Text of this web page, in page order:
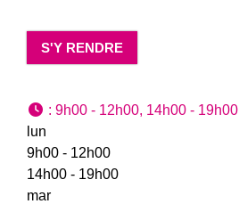
S'Y RENDRE
: 9h00 - 12h00, 14h00 - 19h00
lun
9h00 - 12h00
14h00 - 19h00
mar